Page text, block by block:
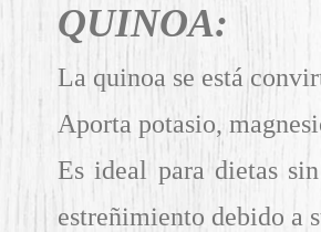
QUINOA:
La quinoa se está
Aporta potasio,
Es ideal para dietas
estreñimiento debido a